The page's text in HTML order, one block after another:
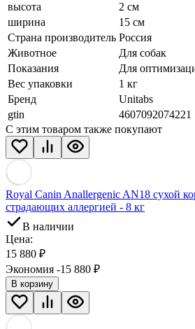
высота
2 см
ширина
15 см
Страна производитель Россия
Животное
Для собак
Показания
Для
Вес упаковки
1 кг
Бренд
Unitabs
gtin
4607092074221
С этим товаром также покупают
Royal Canin Anallergenic AN18 сухой
страдающих аллергией - 8 кг
В наличии
Цена:
15 880 ₽
Экономия -15 880 ₽
В корзину